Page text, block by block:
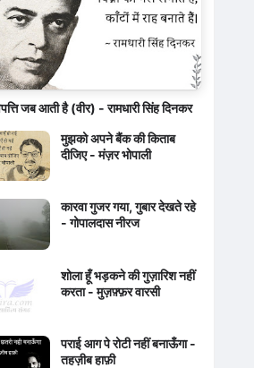
जब आती है (वीर) - रामधारी सिंह दिनकर
मुझको अपने बैंक की किताब
दीजिए - मंज़र भोपाली
कारवा गुजर गया, गुबार देखते रहे
- गोपालदास नीरज
शोला हूँ भड़कने की गुज़ारिश नहीं
करता - मुज़फ़्फ़र वारसी
पराई आग पे रोटी नहीं बनाऊँगा -
तहज़ीब हाफ़ी